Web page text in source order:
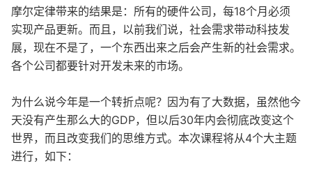
摩尔定律带来的结果是：所有的硬件公司，每18个月必须
实现产品更新。而且，以前我们说，社会需求带动科技发
展，现在不是了，一个东西出来之后会产生新的社会需求。
各个公司都要针对开发未来的市场。
为什么说今年是一个转折点呢？因为有了大数据，虽然他今
天没有产生那么大的GDP，但以后30年内会彻底改变这个
世界，而且改变我们的思维方式。本次课程将从4个大主题
进行，如下：